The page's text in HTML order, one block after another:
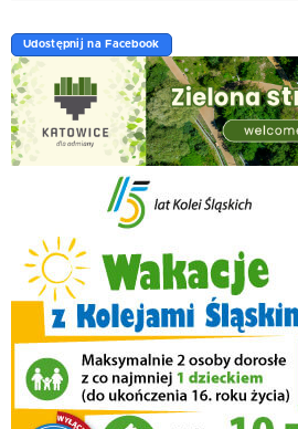
Udostępnij na Facebook